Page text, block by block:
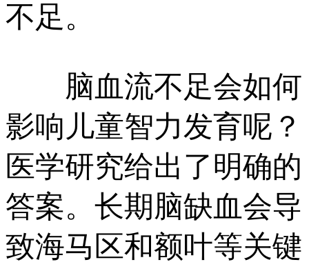
不足。
脑血流不足会如何
影响儿童智力发育呢？
医学研究给出了明确的
答案。长期脑缺血会导
致海马区和额叶等关键